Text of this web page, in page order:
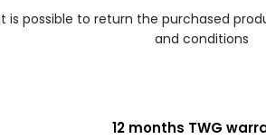
is possible to return the purchased
and conditions
12 months TWG